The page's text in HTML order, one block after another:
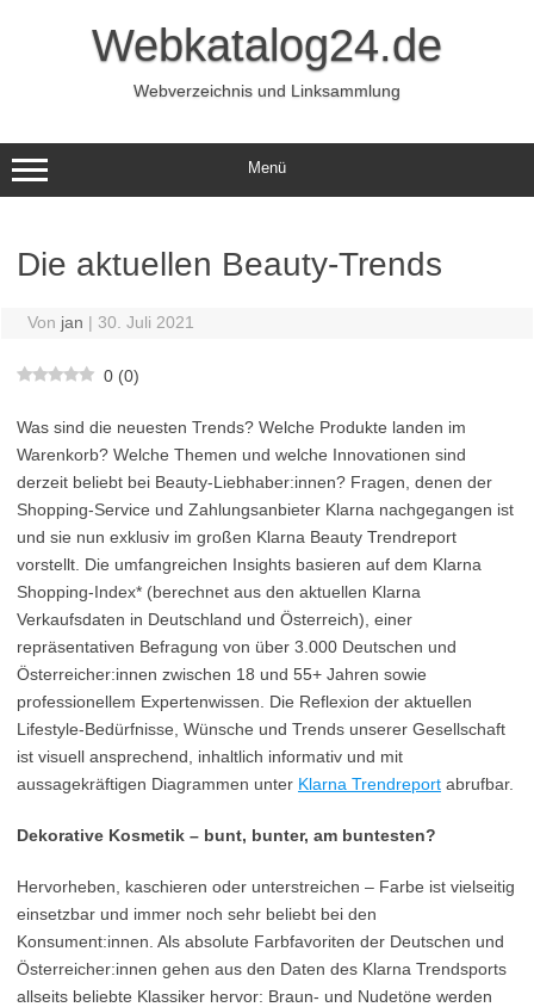
Webkatalog24.de
Webverzeichnis und Linksammlung
Menü
Die aktuellen Beauty-Trends
Von jan | 30. Juli 2021
0 (0)
Was sind die neuesten Trends? Welche Produkte landen im
Warenkorb? Welche Themen und welche Innovationen sind
derzeit beliebt bei Beauty-Liebhaber:innen? Fragen, denen der
Shopping-Service und Zahlungsanbieter Klarna nachgegangen ist
und sie nun exklusiv im großen Klarna Beauty Trendreport
vorstellt. Die umfangreichen Insights basieren auf dem Klarna
Shopping-Index* (berechnet aus den aktuellen Klarna
Verkaufsdaten in Deutschland und Österreich), einer
repräsentativen Befragung von über 3.000 Deutschen und
Österreicher:innen zwischen 18 und 55+ Jahren sowie
professionellem Expertenwissen. Die Reflexion der aktuellen
Lifestyle-Bedürfnisse, Wünsche und Trends unserer Gesellschaft
ist visuell ansprechend, inhaltlich informativ und mit
aussagekräftigen Diagrammen unter Klarna Trendreport abrufbar.
Dekorative Kosmetik – bunt, bunter, am buntesten?
Hervorheben, kaschieren oder unterstreichen – Farbe ist vielseitig
einsetzbar und immer noch sehr beliebt bei den
Konsument:innen. Als absolute Farbfavoriten der Deutschen und
Österreicher:innen gehen aus den Daten des Klarna Trendsports
allseits beliebte Klassiker hervor: Braun- und Nudetöne werden